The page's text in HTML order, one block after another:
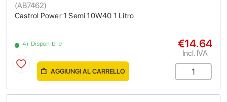
Castrol Power 1 Semi 10W40 1 Litro
(AB7462)
4+ Disponibile €14.64
Incl. IVA
AGGIUNGI AL CARRELLO